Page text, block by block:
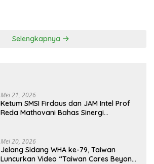
Selengkapnya
Mei 21, 2026
Ketum SMSI Firdaus dan JAM Intel Prof
Reda Mathovani Bahas Sinergi
MBG, Perkuat Pengawasan Program
Pemerintah
Mei 20, 2026
Jelang Sidang WHA ke-79, Taiwan
Luncurkan Video “Taiwan Cares Beyond